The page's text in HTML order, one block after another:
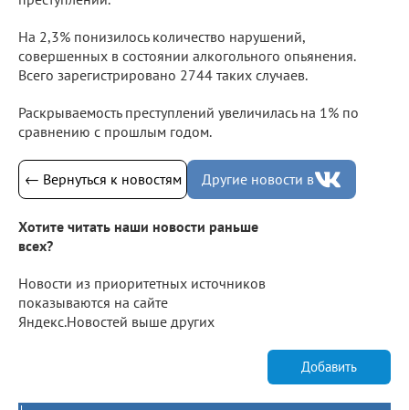
На 2,3% понизилось количество нарушений,
совершенных в состоянии алкогольного опьянения.
Всего зарегистрировано 2744 таких случаев.
Раскрываемость преступлений увеличилась на 1% по
сравнению с прошлым годом.
← Вернуться к новостям Другие новости в
Хотите читать наши новости раньше
всех?
Новости из приоритетных источников
показываются на сайте
Яндекс.Новостей выше других
Добавить